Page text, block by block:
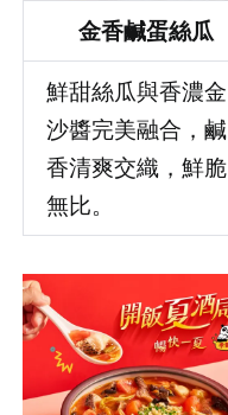
金香鹹蛋絲瓜
鮮甜絲瓜與香濃金
沙醬完美融合，鹹
香清爽交織，鮮脆
無比。